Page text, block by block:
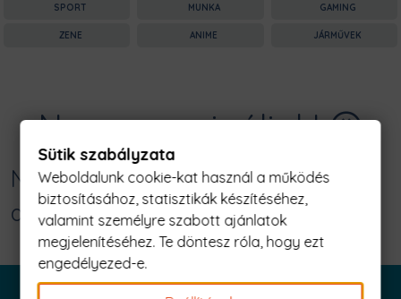
SPORT MUNKA GAMING
ZENE ANIME JÁRMŰVEK
Nagyon sajnáljuk! 😥
Nincs találat erre: "say yes to the
adventure Férfi Póló"
Sütik szabályzata
Weboldalunk cookie-kat használ a működés
biztosításához, statisztikák készítéséhez,
valamint személyre szabott ajánlatok
megjelenítéséhez. Te döntesz róla, hogy ezt
engedélyezed-e.